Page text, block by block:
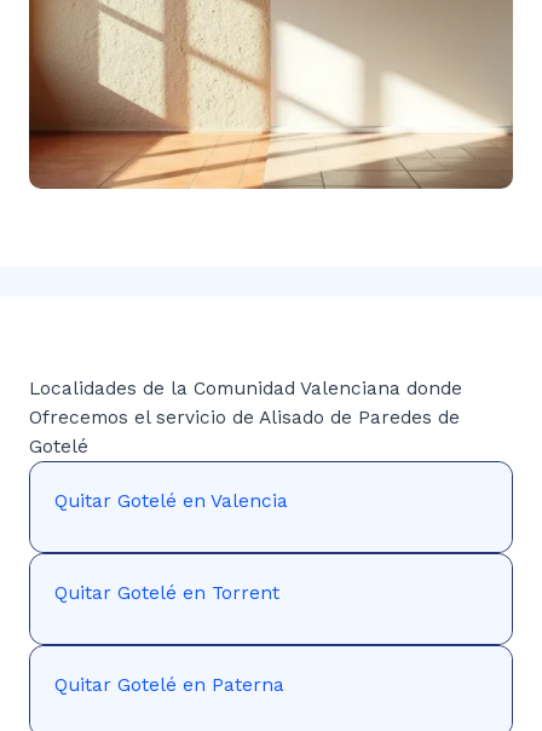
Localidades de la Comunidad Valenciana donde
Ofrecemos el servicio de Alisado de Paredes de
Gotelé
Quitar Gotelé en Valencia
Quitar Gotelé en Torrent
Quitar Gotelé en Paterna